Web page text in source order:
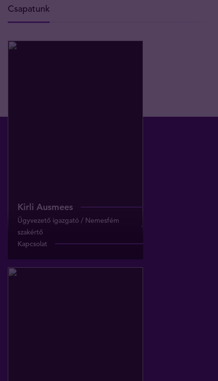
Csapatunk
Kirli Ausmees
Ügyvezető igazgató / Nemesfém
szakértő
Kapcsolat